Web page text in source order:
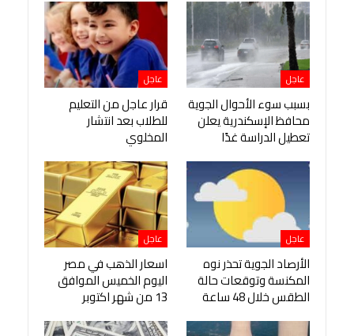
عاجل
بسبب سوء الأحوال الجوية
محافظ الإسكندرية يعلن
تعطيل الدراسة غدًا
عاجل
قرار عاجل من التعليم
للطلاب بعد انتشار
المخلوي
عاجل
الأرصاد الجوية تحذر نوه
المكنسة وتوقعات حالة
الطقس خلال 48 ساعة
عاجل
اسعار الذهب في مصر
اليوم الخميس الموافق
13 من شهر اكتوبر